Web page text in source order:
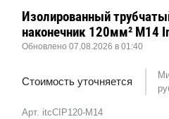
Арт. itcCIP120-M14
Изолированный
наконечник 120мм² M14
Обновлено 07.08.2026 в 01:40
Стоимость уточняется